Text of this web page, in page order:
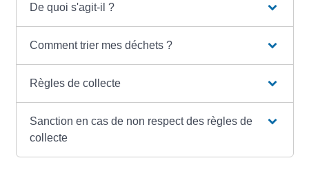
De quoi s'agit-il ?
Comment trier mes déchets ?
Règles de collecte
Sanction en cas de non respect des règles de
collecte